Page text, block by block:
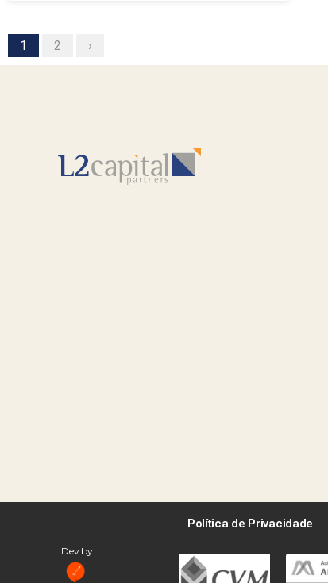
1 2 ›
Dev by
Política de Privacidade